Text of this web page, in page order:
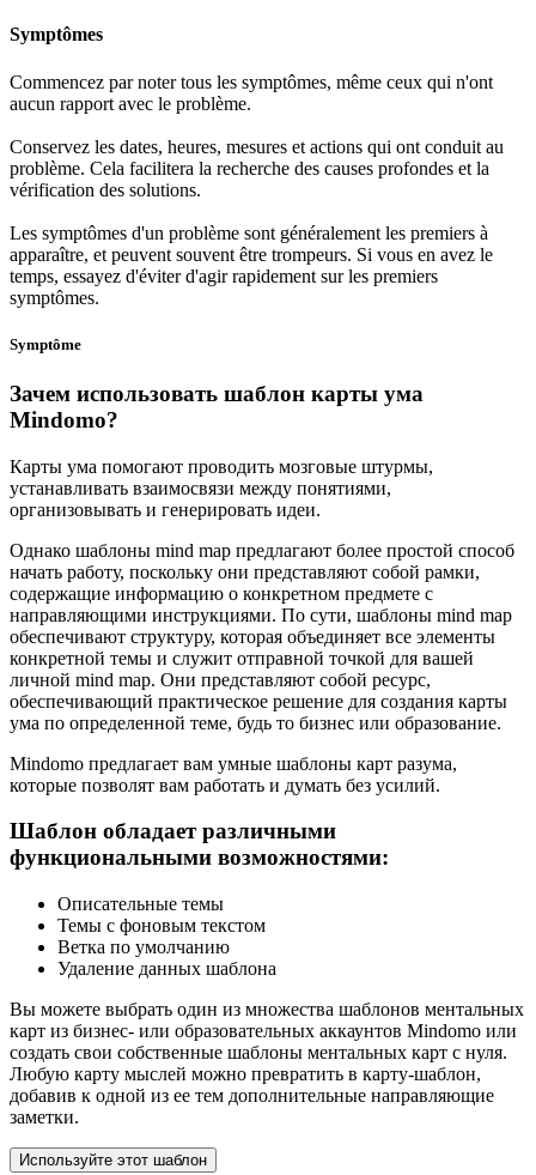
Symptômes
Commencez par noter tous les symptômes, même ceux qui n'ont
aucun rapport avec le problème.
Conservez les dates, heures, mesures et actions qui ont conduit au
problème. Cela facilitera la recherche des causes profondes et la
vérification des solutions.
Les symptômes d'un problème sont généralement les premiers à
apparaître, et peuvent souvent être trompeurs. Si vous en avez le
temps, essayez d'éviter d'agir rapidement sur les premiers
symptômes.
Symptôme
Зачем использовать шаблон карты ума
Mindomo?
Карты ума помогают проводить мозговые штурмы,
устанавливать взаимосвязи между понятиями,
организовывать и генерировать идеи.
Однако шаблоны mind map предлагают более простой способ
начать работу, поскольку они представляют собой рамки,
содержащие информацию о конкретном предмете с
направляющими инструкциями. По сути, шаблоны mind map
обеспечивают структуру, которая объединяет все элементы
конкретной темы и служит отправной точкой для вашей
личной mind map. Они представляют собой ресурс,
обеспечивающий практическое решение для создания карты
ума по определенной теме, будь то бизнес или образование.
Mindomo предлагает вам умные шаблоны карт разума,
которые позволят вам работать и думать без усилий.
Шаблон обладает различными
функциональными возможностями:
Описательные темы
Темы с фоновым текстом
Ветка по умолчанию
Удаление данных шаблона
Вы можете выбрать один из множества шаблонов ментальных
карт из бизнес- или образовательных аккаунтов Mindomo или
создать свои собственные шаблоны ментальных карт с нуля.
Любую карту мыслей можно превратить в карту-шаблон,
добавив к одной из ее тем дополнительные направляющие
заметки.
Используйте этот шаблон